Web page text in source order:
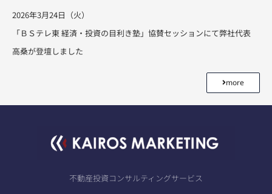
2026年3月24日（火）
「ＢＳテレ東 経済・投資の目利き塾」協賛セッションにて弊社代表
高桑が登壇しました
more
不動産投資コンサルティングサービス